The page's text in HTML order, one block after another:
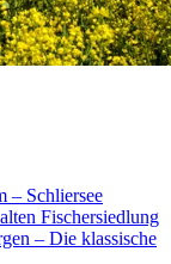
– Schliersee
Fischersiedlung
– Die klassische